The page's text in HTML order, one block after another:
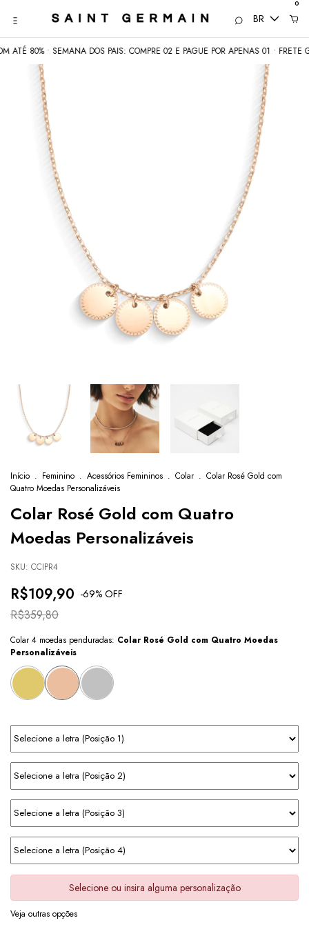
BR
0
80% • SEMANA DOS PAIS: COMPRE 02 E PAGUE POR APENAS 01 • FRETE
Início . Feminino . Acessórios Femininos . Colar . Colar Rosé Gold com
Quatro Moedas Personalizáveis
Colar Rosé Gold com Quatro
Moedas Personalizáveis
SKU: CCIPR4
R$109,90 -69% OFF
R$359,80
Colar 4 moedas penduradas: Colar Rosé Gold com Quatro Moedas
Personalizáveis
Selecione ou insira alguma personalização
Veja outras opções